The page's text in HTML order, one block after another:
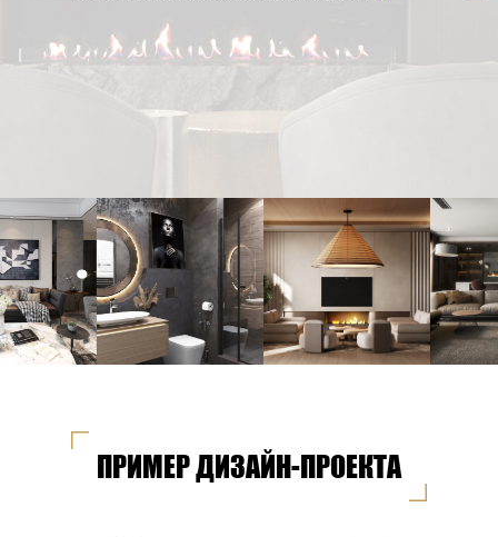
ПРИМЕР ДИЗАЙН-ПРОЕКТА